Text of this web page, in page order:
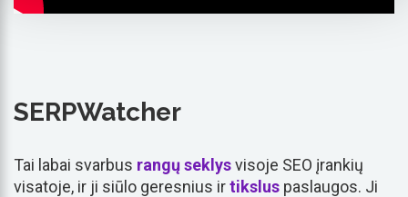
SERPWatcher
Tai labai svarbus rangų seklysvisoje SEO įrankių
visatoje, ir ji siūlo geresnius irtikslus paslaugos. Ji